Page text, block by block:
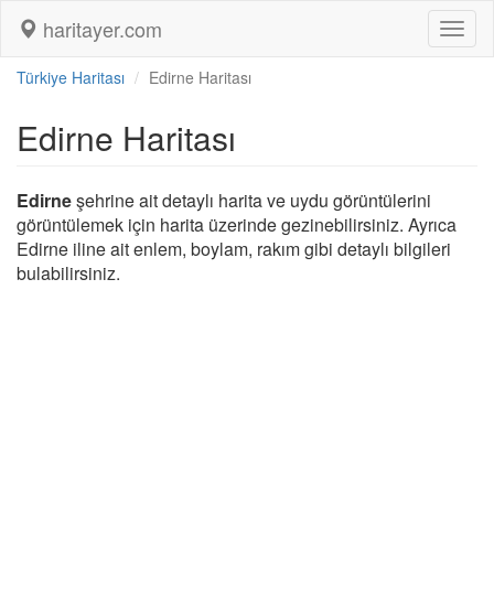
haritayer.com
Türkiye Haritası Edirne Haritası
Edirne Haritası
Edirneşehrine ait detaylı harita ve uydu görüntülerini
görüntülemek için harita üzerinde gezinebilirsiniz. Ayrıca
Edirne iline ait enlem, boylam, rakım gibi detaylı bilgileri
bulabilirsiniz.